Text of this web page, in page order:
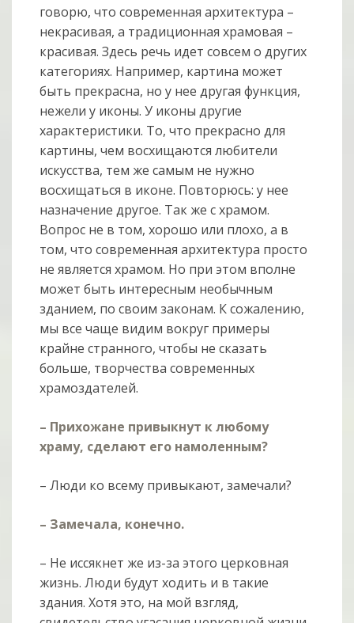
говорю, что современная архитектура –
некрасивая, а традиционная храмовая –
красивая. Здесь речь идет совсем о других
категориях. Например, картина может
быть прекрасна, но у нее другая функция,
нежели у иконы. У иконы другие
характеристики. То, что прекрасно для
картины, чем восхищаются любители
искусства, тем же самым не нужно
восхищаться в иконе. Повторюсь: у нее
назначение другое. Так же с храмом.
Вопрос не в том, хорошо или плохо, а в
том, что современная архитектура просто
не является храмом. Но при этом вполне
может быть интересным необычным
зданием, по своим законам. К сожалению,
мы все чаще видим вокруг примеры
крайне странного, чтобы не сказать
больше, творчества современных
храмоздателей.
– Прихожане привыкнут к любому
храму, сделают его намоленным?
– Люди ко всему привыкают, замечали?
– Замечала, конечно.
– Не иссякнет же из-за этого церковная
жизнь. Люди будут ходить и в такие
здания. Хотя это, на мой взгляд,